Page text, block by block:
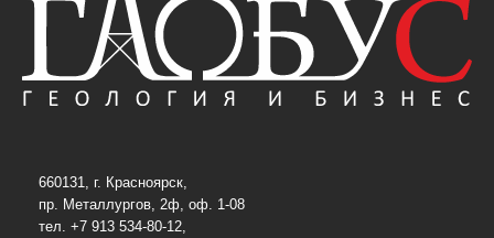
660131, г. Красноярск,
пр. Металлургов, 2ф, оф. 1-08
тел. +7 913 534-80-12,